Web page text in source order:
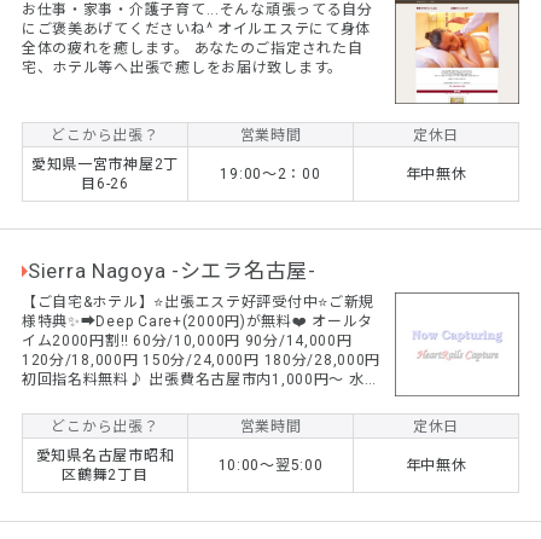
お仕事・家事・介護子育て...そんな頑張ってる自分
にご褒美あげてくださいね^ オイルエステにて身体
全体の疲れを癒します。 あなたのご指定された自
宅、ホテル等へ出張で癒しをお届け致します。
どこから出張？ 営業時間
定休日
愛知県一宮市神屋2丁
目6-26
19:00～2：00 年中無休
Sierra Nagoya -シエラ名古屋-
【ご自宅&ホテル】⭐️出張エステ好評受付中⭐️ご新規
様特典✨➡︎Deep Care+(2000円)が無料❤️ オールタ
イム2000円割‼️ 60分/10,000円 90分/14,000円
120分/18,000円 150分/24,000円 180分/28,000円
初回指名料無料♪ 出張費名古屋市内1,000円〜 水溶
屋出張マッサージならSierra Nagoya❣️ ワクワクド
キドキ体験をお楽しみください✨ 日本人セラピスト
のみ在籍。
どこから出張？ 営業時間
定休日
愛知県名古屋市昭和
区鶴舞2丁目
10:00〜翌5:00 年中無休